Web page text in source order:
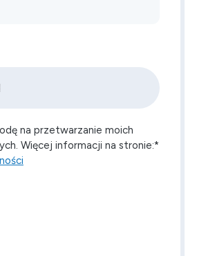
na przetwarzanie moich
Więcej informacji na stronie:*